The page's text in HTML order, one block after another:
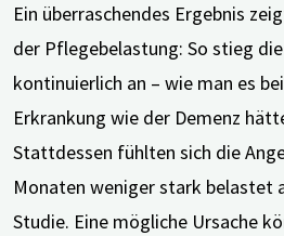
Ein überraschendes Ergebnis
der Pflegebelastung: So stieg
kontinuierlich an – wie man es
Erkrankung wie der Demenz
Stattdessen fühlten sich die
Monaten weniger stark belastet
Studie. Eine mögliche Ursache